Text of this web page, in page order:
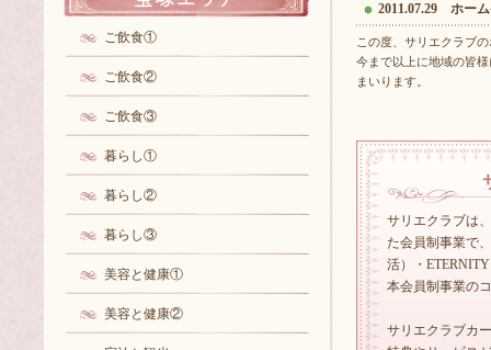
ご飲食①
ご飲食②
ご飲食③
暮らし①
暮らし②
暮らし③
美容と健康①
美容と健康②
2011.07.29 ホー
この度、サリエクラブ
今まで以上に地域の皆
まいります。
サリエクラブは
た会員制事業で
活）・
本会員制事業の
サリエクラブカ